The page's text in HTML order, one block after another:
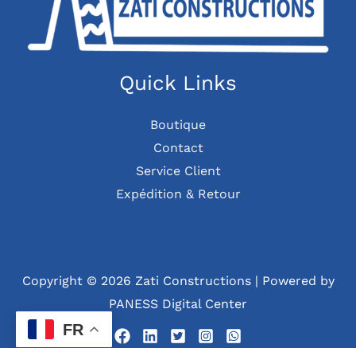
Quick Links
Boutique
Contact
Service Client
Expédition & Retour
Copyright © 2026 Zati Constructions | Powered by
PANESS Digital Center
FR